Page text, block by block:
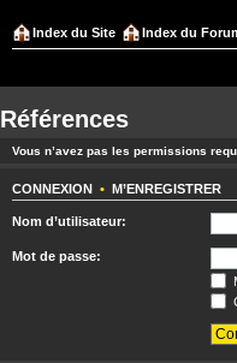
Index du Site Index du
Références
Vous n’avez pas les permissions
CONNEXION • M’ENREGISTRER
Nom d’utilisateur:
Mot de passe: